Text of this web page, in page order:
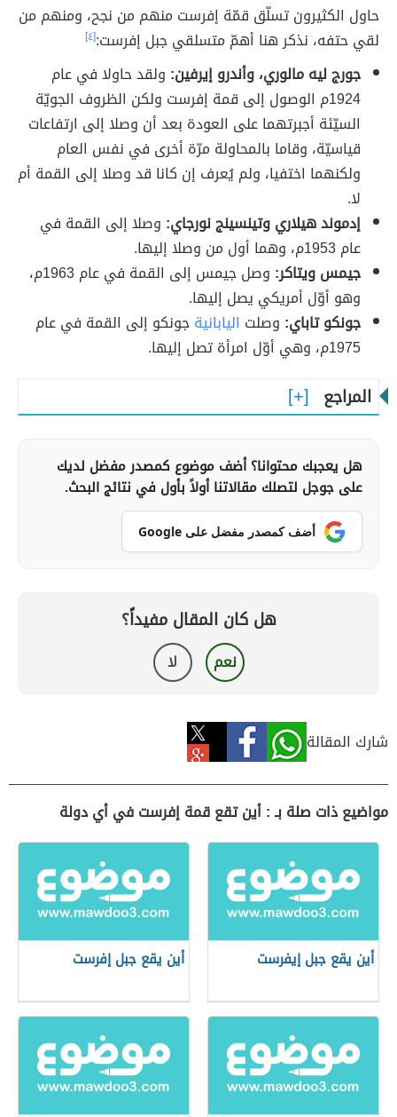
حاول الكثيرون تسلّق قمّة إفرست منهم من نجح، ومنهم من
لقي حتفه، نذكر هنا أهمّ متسلقي جبل إفرست:[٤]
جورج ليه مالوري، وأندرو إيرفين: ولقد حاولا في عام
1924م الوصول إلى قمة إفرست ولكن الظروف الجويّة
السيّئة أجبرتهما على العودة بعد أن وصلا إلى ارتفاعات
قياسيّة، وقاما بالمحاولة مرّة أخرى في نفس العام
ولكنهما اختفيا، ولم يُعرف إن كانا قد وصلا إلى القمة أم
لا.
إدموند هيلاري وتينسينج نورجاي: وصلا إلى القمة في
عام 1953م، وهما أول من وصلا إليها.
جيمس ويتاكر:
وصل جيمس إلى القمة في عام 1963م،
وهو أوّل أمريكي يصل إليها.
جونكو تاباي: وصلت اليابانيةجونكو إلى القمة في عام
1975م، وهي أوّل امرأة تصل إليها.
المراجع
هل يعجبك محتوانا؟ أضف موضوع كمصدر مفضل لديك
على جوجل لتصلك مقالاتنا أولاً بأول في نتائج البحث.
أضف كمصدر مفضل على Google
هل كان المقال مفيداً؟
نعم لا
شارك المقالة
مواضيع ذات صلة بـ : أين تقع قمة إفرست في أي دولة
أين يقع جبل إيفرست أين يقع جبل إفرست